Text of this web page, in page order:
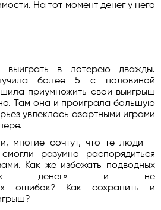
На тот момент денег у него
выиграть в лотерею дважды.
более 5 с половиной
приумножить свой выигрыш
Там она и проиграла большую
увлеклась азартными играми
многие сочтут, что те люди —
разумно распорядиться
Как же избежать подводных
денег» и не
ошибок? Как сохранить и